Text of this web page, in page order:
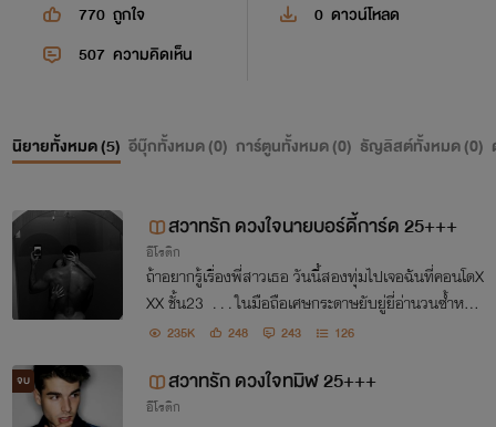
ห้ามผู้ใดคัดลอก/ดัดแปลง/เอาไปใช้หรือกระทำการอันละเมิด
ลิขสิทธิ์ของไรท์โดยเด็ดขาด
ตอน/สถานที่ทุกที่
ไม่ได้มีส่วนเกี่ยวข้อง ใช้ประกอบเพื่ออรรถรสในการอ่านเท่านั้น
ต้องขออนุญาตเจ้าของรูปด้วยนะคะ ไม่ได้มีเจตนาพาดพิงใดๆ ทั้ง
770 ถูกใจ 0 ดาวน์โหลด
507 ความคิดเห็น
นิยายทั้งหมด (5) อีบุ๊กทั้งหมด (0) การ์ตูนทั้งหมด (0) ธัญลิสต์ทั้งหมด (0)
สวาทรัก ดวงใจนายบอร์ดี้การ์ด 25+++
อีโรติก
ถ้าอยากรู้เรื่องพี่สาวเธอ วันนี้สองทุ่มไปเจอฉันที่คอนโดX
XX ชั้น23 . . . ในมือถือเศษกระดาษยับยู่ยี่อ่านวนซ้ำหลา
ยสิบอย่างชั่งใจว่าจะไปดีไหม
235K 248 243 126
จบ สวาทรัก ดวงใจทมิฬ 25+++
อีโรติก